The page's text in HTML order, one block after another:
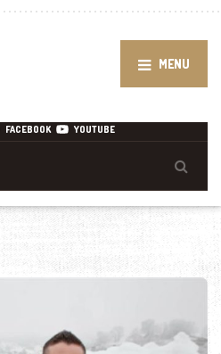
MENU
FACEBOOK YOUTUBE